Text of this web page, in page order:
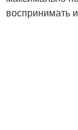
воспринимать